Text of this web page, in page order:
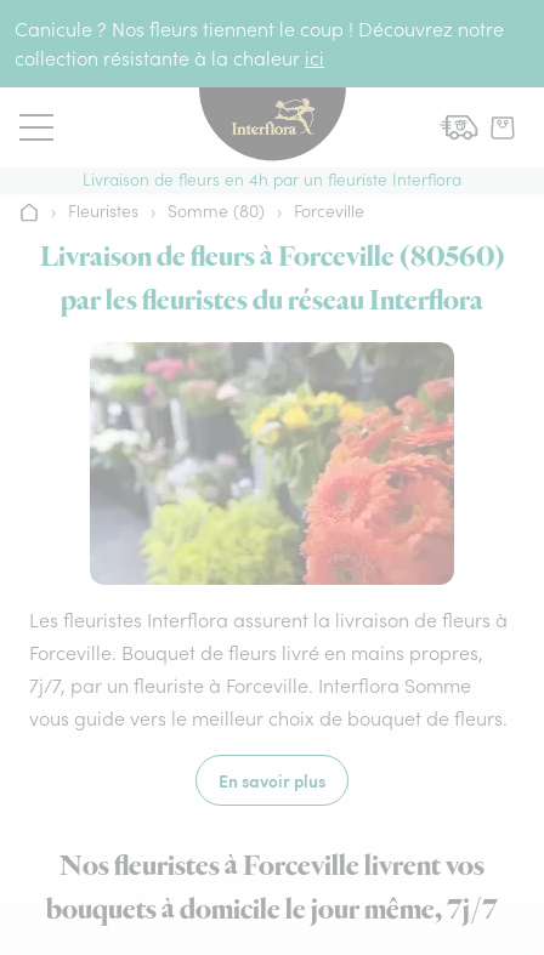
Canicule ? Nos fleurs tiennent le coup ! Découvrez notre
collection résistante à la chaleur ici
Livraison de fleurs en 4h par un fleuriste Interflora
Accueil
› Fleuristes › Somme (80) › Forceville
Livraison de fleurs à Forceville (80560)
par les fleuristes du réseau Interflora
Les fleuristes Interflora assurent la livraison de fleurs à
Forceville. Bouquet de fleurs livré en mains propres,
7j/7, par un fleuriste à Forceville. Interflora Somme
vous guide vers le meilleur choix de bouquet de fleurs.
En savoir plus
Nos fleuristes à Forceville livrent vos
bouquets à domicile le jour même, 7j/7